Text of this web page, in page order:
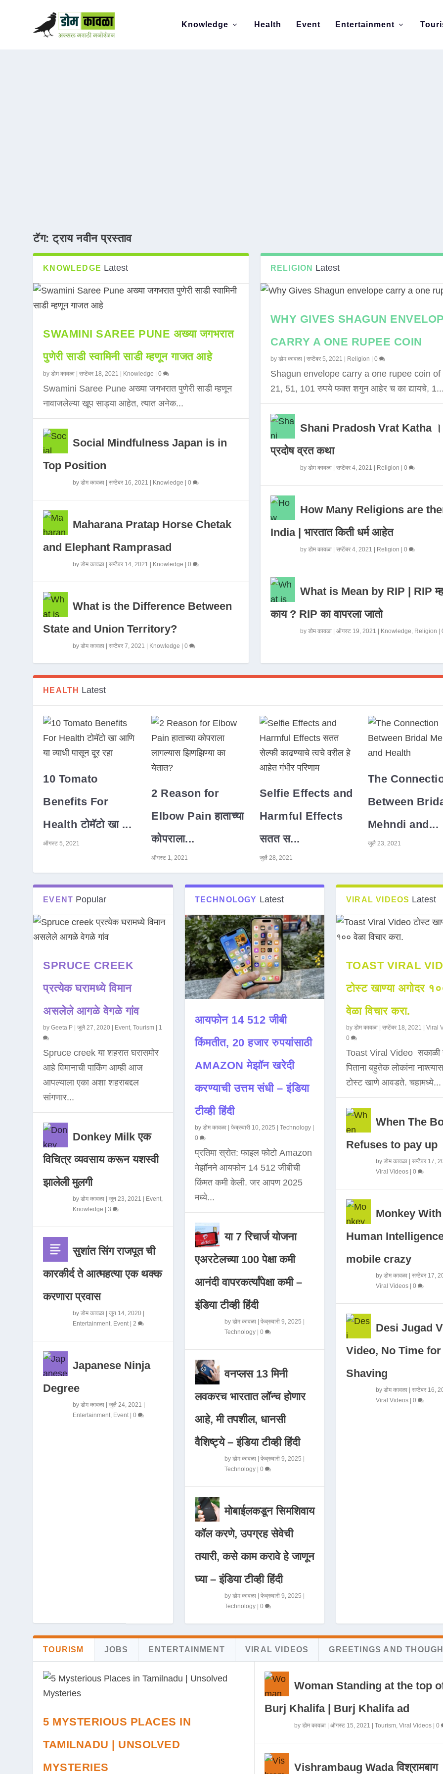
Knowledge Health Event Entertainment
टॅग:ट्राय नवीन प्रस्ताव
KNOWLEDGE Latest
SWAMINI SAREE PUNE अख्या जगभरात
पुणेरी साडी स्वामिनी साडी म्हणून गाजत आहे
byडोम कावळा |सप्टेंबर 18, 2021 Knowledge |0
Swamini Saree Pune अख्या जगभरात पुणेरी साडी म्हणून
नावाजलेल्या खूप साड्या आहेत, त्यात अनेक...
Social Mindfulness Japan is in
Top Position
byडोम कावळा |सप्टेंबर 16, 2021 Knowledge |0
Maharana Pratap Horse Chetak
and Elephant Ramprasad
byडोम कावळा |सप्टेंबर 14, 2021 Knowledge |0
What is the Difference Between
State and Union Territory?
byडोम कावळा |सप्टेंबर 7, 2021 Knowledge |0
RELIGION Latest
WHY GIVES SHAGUN
CARRY A ONE RUPEE COIN
by डोम कावळा| सप्टेंबर 5, 2021 Religion 0
Shagun envelope carry a one rupee coin of
21, 51, 101 रुपये फक्त शगुन आहेर च का द्यायचे, 1...
Shani Pradosh Vrat Katha ।
प्रदोष व्रत कथा
by डोम कावळा| सप्टेंबर 4, 2021 Religion 0
How Many Religions are
India | भारतात किती धर्म आहेत
by डोम कावळा| सप्टेंबर 4, 2021 Religion 0
What is Mean by RIP | RIP
काय ? RIP का वापरला जातो
by डोम कावळा| ऑगस्ट 19, 2021 Knowledge, Religion
HEALTH Latest
10 Tomato
Benefits For
Health टोमॅटो खा ...
ऑगस्ट 5, 2021
2 Reason for
Elbow Pain हाताच्या
कोपराला...
ऑगस्ट 1, 2021
Selfie Effects and
Harmful Effects
सतत स...
जुलै 28, 2021
The
Between
Mehndi and...
जुलै 23, 2021
EVENT Popular
SPRUCE CREEK
प्रत्येक घरामध्ये विमान
असलेले आगळे वेगळे गांव
byGeeta P |जुलै 27, 2020 Event,Tourism 1
Spruce creek या शहरात घरासमोर
आहे विमानाची पार्किंग आम्ही आज
आपल्याला एका अशा शहराबद्दल
सांगणार...
Donkey Milk एक
विचित्र व्यवसाय करून यशस्वी
झालेली मुलगी
byडोम कावळा |जून 23, 2021 Event,
Knowledge |3
सुशांत सिंग राजपूत ची
कारकीर्द ते आत्महत्या एक थक्क
करणारा प्रवास
byडोम कावळा |जून 14, 2020
Entertainment, Event|2
Japanese Ninja
Degree
byडोम कावळा |जुलै 24, 2021
Entertainment, Event|0
TECHNOLOGY Latest
आयफोन 14 512 जीबी
किंमतीत, 20 हजार रुपयांसाठी
AMAZON मेझॉन खरेदी
करण्याची उत्तम संधी – इंडिया
टीव्ही हिंदी
by डोम कावळा| फेब्रुवारी 10, 2025 | Technology|
0
प्रतिमा स्रोत: फाइल फोटो Amazon
मेझॉनने आयफोन 14 512 जीबीची
किंमत कमी केली. जर आपण 2025
मध्ये...
या 7 रिचार्ज योजना
एअरटेलच्या 100 पेक्षा कमी
आनंदी वापरकर्त्यांपेक्षा कमी –
इंडिया टीव्ही हिंदी
by डोम कावळा| फेब्रुवारी 9, 2025 |
Technology| 0
वनप्लस 13 मिनी
लवकरच भारतात लॉन्च होणार
आहे, मी तपशील, धानसी
वैशिष्ट्ये – इंडिया टीव्ही हिंदी
by डोम कावळा| फेब्रुवारी 9, 2025 |
Technology| 0
मोबाईलकडून सिमशिवाय
कॉल करणे, उपग्रह सेवेची
तयारी, कसे काम करावे हे जाणून
घ्या – इंडिया टीव्ही हिंदी
by डोम कावळा| फेब्रुवारी 9, 2025 |
Technology| 0
VIRAL VIDEOS Latest
TOAST VIRAL
टोस्ट खाण्या अगोदर
वेळा विचार करा.
by डोम कावळा| सप्टेंबर 18, 2021 Viral
0
Toast Viral Video सकाळी
पिताना बहुतेक लोकांना
टोस्ट खाणे आवडते. चहामध्ये...
When The
Refuses to pay up
by डोम कावळा| सप्टेंबर 17,
Viral Videos| 0
Monkey With
Human
mobile crazy
by डोम कावळा| सप्टेंबर 17,
Viral Videos| 0
Desi Jugad
Video, No Time for
Shaving
by डोम कावळा| सप्टेंबर 16,
Viral Videos| 0
TOURISM JOBS ENTERTAINMENT VIRAL VIDEOS GREETINGS AND
5 MYSTERIOUS PLACES IN
TAMILNADU | UNSOLVED
MYSTERIES
Woman Standing at the top
Burj Khalifa | Burj Khalifa ad
by डोम कावळा| ऑगस्ट 15, 2021 | Tourism, Viral Videos| 0
Vishrambaug Wada विश्रामबाग